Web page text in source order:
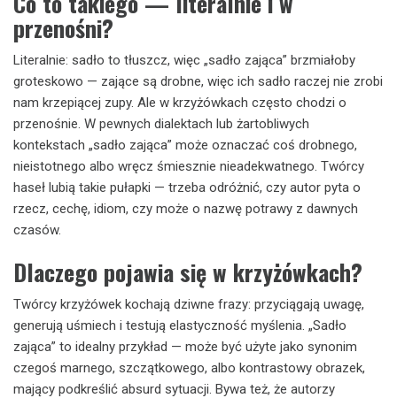
przenośni?
Literalnie: sadło to tłuszcz, więc „sadło zająca” brzmiałoby
groteskowo — zające są drobne, więc ich sadło raczej nie zrobi
nam krzepiącej zupy. Ale w krzyżówkach często chodzi o
przenośnie. W pewnych dialektach lub żartobliwych
kontekstach „sadło zająca” może oznaczać coś drobnego,
nieistotnego albo wręcz śmiesznie nieadekwatnego. Twórcy
haseł lubią takie pułapki — trzeba odróżnić, czy autor pyta o
rzecz, cechę, idiom, czy może o nazwę potrawy z dawnych
czasów.
Dlaczego pojawia się w krzyżówkach?
Twórcy krzyżówek kochają dziwne frazy: przyciągają uwagę,
generują uśmiech i testują elastyczność myślenia. „Sadło
zająca” to idealny przykład — może być użyte jako synonim
czegoś marnego, szczątkowego, albo kontrastowy obrazek,
mający podkreślić absurd sytuacji. Bywa też, że autorzy